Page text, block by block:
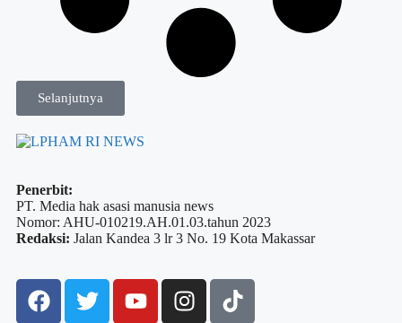
Selanjutnya
Penerbit:
PT. Media hak asasi manusia news
Nomor: AHU-010219.AH.01.03.tahun 2023
Redaksi: Jalan Kandea 3 lr 3 No. 19 Kota Makassar